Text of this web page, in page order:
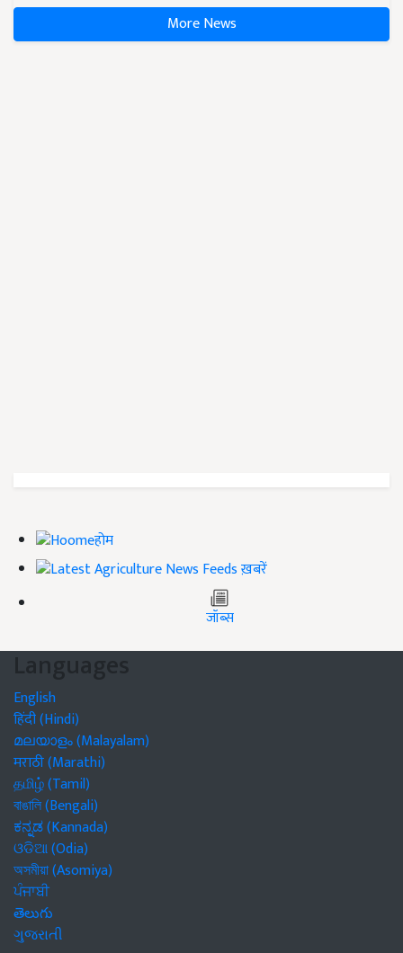
More News
होम
ख़बरें
जॉब्स
Languages
English
हिंदी (Hindi)
മലയാളം (Malayalam)
मराठी (Marathi)
தமிழ் (Tamil)
বাঙালি (Bengali)
ಕನ್ನಡ (Kannada)
ଓଡିଆ (Odia)
অসমীয়া (Asomiya)
ਪੰਜਾਬੀ
తెలుగు
ગુજરાતી